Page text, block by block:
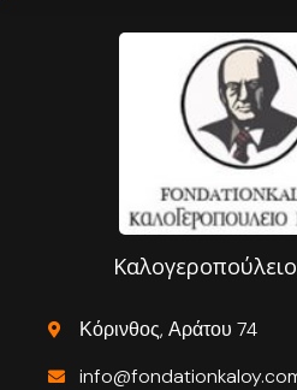
Κόρινθος, Αράτου 74